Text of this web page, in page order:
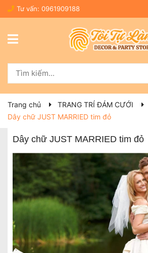
Tư vấn: 0961909188
Trang chủ
TRANG TRÍ ĐÁM CƯỚI
Dây chữ JUST MARRIED tim đỏ
Dây chữ JUST MARRIED tim đỏ